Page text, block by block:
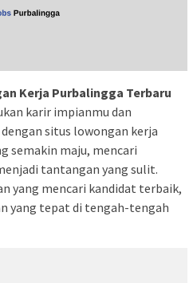
Kerja Purbalingga Terbaru
karir impianmu dan
situs lowongan kerja
semakin maju, mencari
tantangan yang sulit.
yang mencari kandidat terbaik,
yang tepat di tengah-tengah